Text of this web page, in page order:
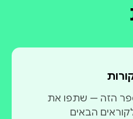
5
הזה — שתפו את
הבאים